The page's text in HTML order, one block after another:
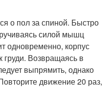
о пол за спиной. Быстро
силой мышц
одновременно, корпус
груди. Возвращаясь в
выпрямить, однако
движение 20 раз,